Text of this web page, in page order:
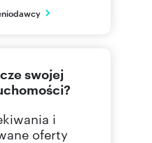
swojej
i
oferty